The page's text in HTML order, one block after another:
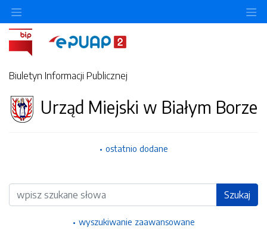
Biuletyn Informacji Publicznej
Urząd Miejski w Białym Borze
ostatnio dodane
Wyszukiwarka Szukaj
wyszukiwanie zaawansowane